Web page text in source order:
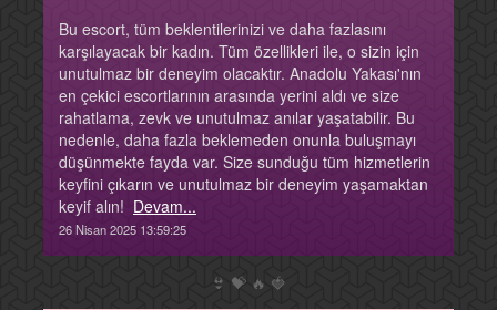
Bu escort, tüm beklentilerinizi ve daha fazlasını
karşılayacak bir kadın. Tüm özellikleri ile, o sizin için
unutulmaz bir deneyim olacaktır. Anadolu Yakası'nın
en çekici escortlarının arasında yerini aldı ve size
rahatlama, zevk ve unutulmaz anılar yaşatabilir. Bu
nedenle, daha fazla beklemeden onunla buluşmayı
düşünmekte fayda var. Size sunduğu tüm hizmetlerin
keyfini çıkarın ve unutulmaz bir deneyim yaşamaktan
keyif alın! Devam...
26 Nisan 2025 13:59:25
👙 💝 🔥 🍓